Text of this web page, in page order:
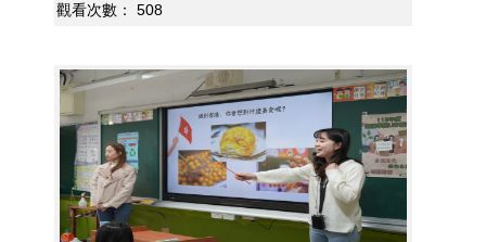
觀看次數：
508